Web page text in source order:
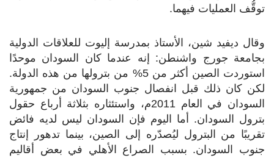
توقُّف العمليات فيهما.
وقال ديفيد شين، الأستاذ بمدرسة إليوت للعلاقات الدولية
بجامعة جورج واشنطن: إنه عندما كان السودان موحدًا
استوردت الصين أكثر من 5% من بترولها من هذه الدولة.
لكن كان ذلك قبل انفصال جنوب السودان من جمهورية
السودان في العام 2011م، واستئثاره بثلاثة أرباع حقول
بترول السودان. أما اليوم فإن السودان ليس لديه فائض
تقريبًا من البترول ليُصدّره إلى الصين، بينما تدهور إنتاج
جنوب السودان. بسبب الصراع الأهلي في بعض أقاليم